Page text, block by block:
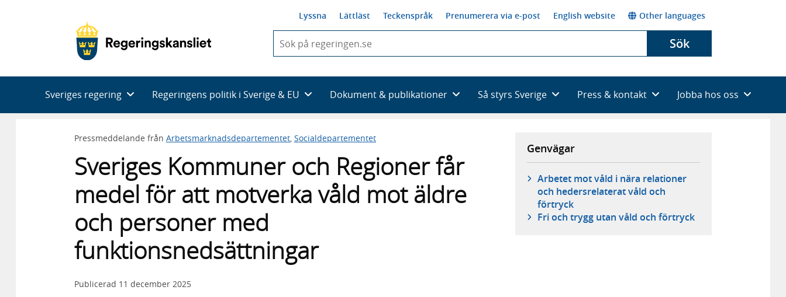
Lyssna Lättläst Teckenspråk Prenumerera via e-post English website Other languages
du
skriva
framträder
en
med
Sök
Sveriges regering Regeringens politik i Sverige & EU Dokument & publikationer Så styrs Sverige Press & kontakt Jobba hos oss
Pressmeddelande från Arbetsmarknadsdepartementet Socialdepartementet
Sveriges Kommuner och Regioner får
medel för att motverka våld mot äldre
och personer med
funktionsnedsättningar
Publicerad 11 december 2025
Genvägar
Arbetet mot våld i nära relationer
och hedersrelaterat våld och
förtryck
Fri och trygg utan våld och förtryck